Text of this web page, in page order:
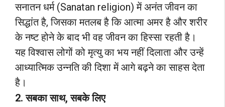
सनातन धर्म (Sanatan religion) में अनंत जीवन का
सिद्धांत है, जिसका मतलब है कि आत्मा अमर है और शरीर
के नष्ट होने के बाद भी वह जीवन का हिस्सा रहती है।
यह विश्वास लोगों को मृत्यु का भय नहीं दिलाता और उन्हें
आध्यात्मिक उन्नति की दिशा में आगे बढ़ने का साहस देता
है।
2. सबका साथ, सबके लिए